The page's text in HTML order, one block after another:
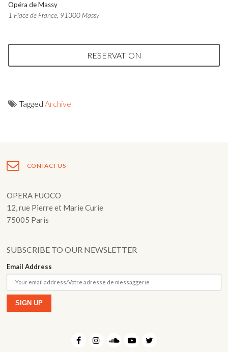
Opéra de Massy
1 Place de France, 91300 Massy
RESERVATION
Tagged Archive
CONTACT US
OPERA FUOCO
12, rue Pierre et Marie Curie
75005 Paris
SUBSCRIBE TO OUR NEWSLETTER
Email Address